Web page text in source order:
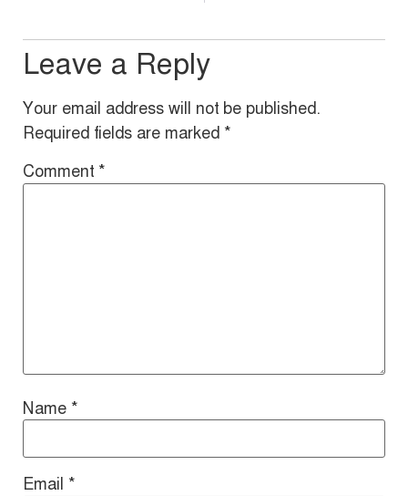
Leave a Reply
Your email address will not be published.
Required fields are marked *
Comment *
Name *
Email *